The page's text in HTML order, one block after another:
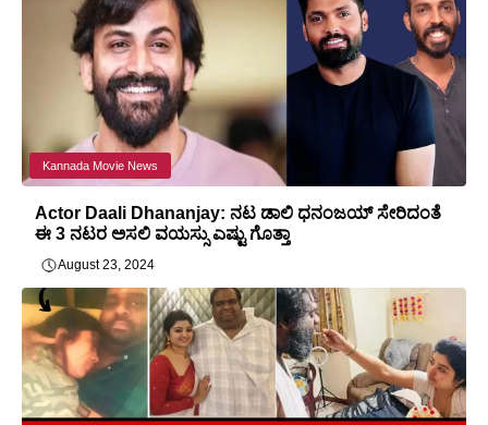
Kannada Movie News
Actor Daali Dhananjay: ನಟ ಡಾಲಿ ಧನಂಜಯ್ ಸೇರಿದಂತೆ
ಈ 3 ನಟರ ಅಸಲಿ ವಯಸ್ಸು ಎಷ್ಟು ಗೊತ್ತಾ
August 23, 2024